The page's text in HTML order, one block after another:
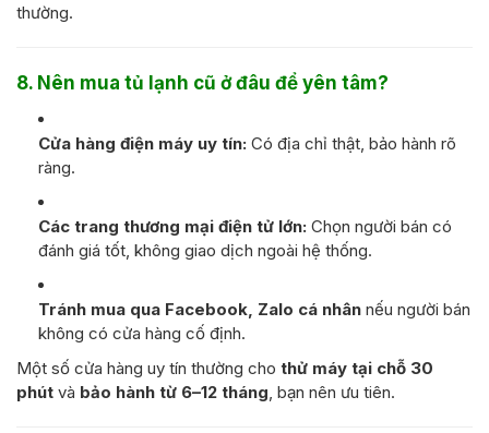
thường.
8. Nên mua tủ lạnh cũ ở đâu để yên tâm?
Cửa hàng điện máy uy tín: Có địa chỉ thật, bảo hành rõ
ràng.
Các trang thương mại điện tử lớn: Chọn người bán có
đánh giá tốt, không giao dịch ngoài hệ thống.
Tránh mua qua Facebook, Zalo cá nhân nếu người bán
không có cửa hàng cố định.
Một số cửa hàng uy tín thường cho thử máy tại chỗ 30
phút và bảo hành từ 6–12 tháng, bạn nên ưu tiên.